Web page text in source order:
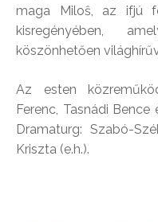
maga Miloŝ, az ifjú
kisregényében,
köszönhetően
Az esten
Ferenc, Tasnádi
Dramaturg: Szabó-
Kriszta (e.h.).